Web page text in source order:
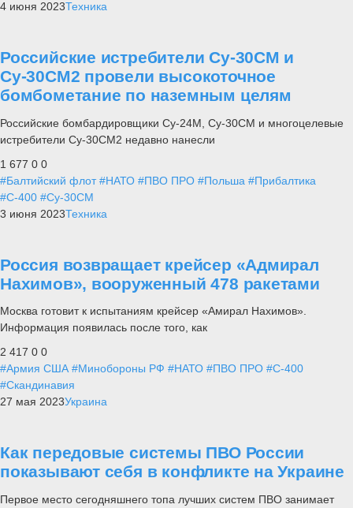
4 июня 2023Техника
Российские истребители Су-30СМ и
Су-30СМ2 провели высокоточное
бомбометание по наземным целям
Российские бомбардировщики Су-24М, Су-30СМ и многоцелевые
истребители Су-30СМ2 недавно нанесли
1 677 0 0
#Балтийский флот #НАТО #ПВО ПРО #Польша #Прибалтика
#С-400 #Су-30СМ
3 июня 2023Техника
Россия возвращает крейсер «Адмирал
Нахимов», вооруженный 478 ракетами
Москва готовит к испытаниям крейсер «Амирал Нахимов».
Информация появилась после того, как
2 417 0 0
#Армия США #Минобороны РФ #НАТО #ПВО ПРО #С-400
#Скандинавия
27 мая 2023Украина
Как передовые системы ПВО России
показывают себя в конфликте на Украине
Первое место сегодняшнего топа лучших систем ПВО занимает